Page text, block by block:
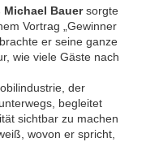
Michael Bauersorgte
Vortrag „Gewinner
er seine ganze
wie viele Gäste nach
der
begleitet
sichtbar zu machen
wovon er spricht,